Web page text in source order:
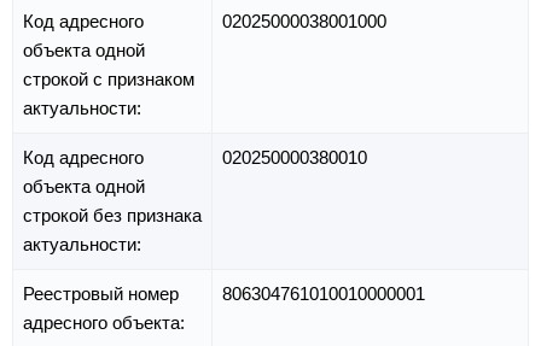
Код адресного
объекта одной
строкой с признаком
актуальности:
02025000038001000
Код адресного
объекта одной
строкой без признака
актуальности:
020250000380010
Реестровый номер
адресного объекта:
806304761010010000001